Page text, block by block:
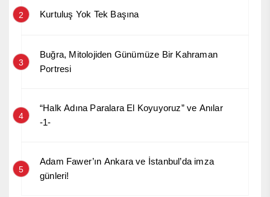
2 Kurtuluş Yok Tek Başına
3
Buğra, Mitolojiden Günümüze Bir Kahraman
Portresi
4
“Halk Adına Paralara El Koyuyoruz” ve Anılar
-1-
5
Adam Fawer’ın Ankara ve İstanbul’da imza
günleri!